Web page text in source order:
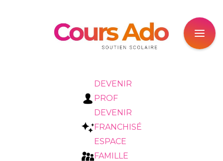
DEVENIR
PROF
DEVENIR
FRANCHISÉ
ESPACE
FAMILLE